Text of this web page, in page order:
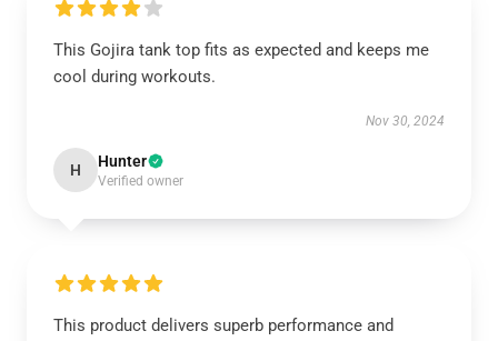
This Gojira tank top fits as expected and keeps me
cool during workouts.
Nov 30, 2024
H Hunter
Verified owner
This product delivers superb performance and